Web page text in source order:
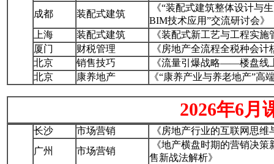
成都
装配式建筑
《“装配式建筑整体设计与
BIM技术应用”交流研讨会》
上海
装配式建筑
《装配式新工艺与工程实施
厦门
财税管理
《房地产全流程全税种会
北京
销售技巧
《流量引爆战略——楼盘线
北京
康养地产 《“康养产业与养老地产”高
2026年6月
长沙 市场营销
《房地产行业的互联网思维
广州
市场营销
《地产横盘时期的营销决
售新战法解析》